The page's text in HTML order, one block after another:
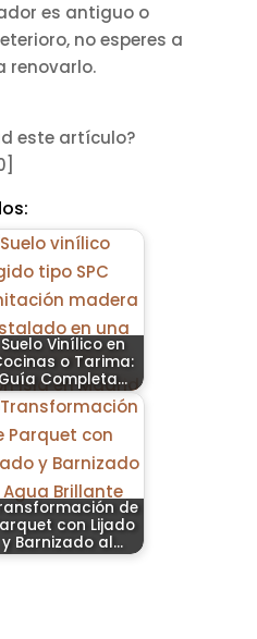
es antiguo o
no esperes a
renovarlo.
este artículo?
Suelo Vinílico en
o Tarima:
Guía Completa…
de
con Lijado
y Barnizado al…